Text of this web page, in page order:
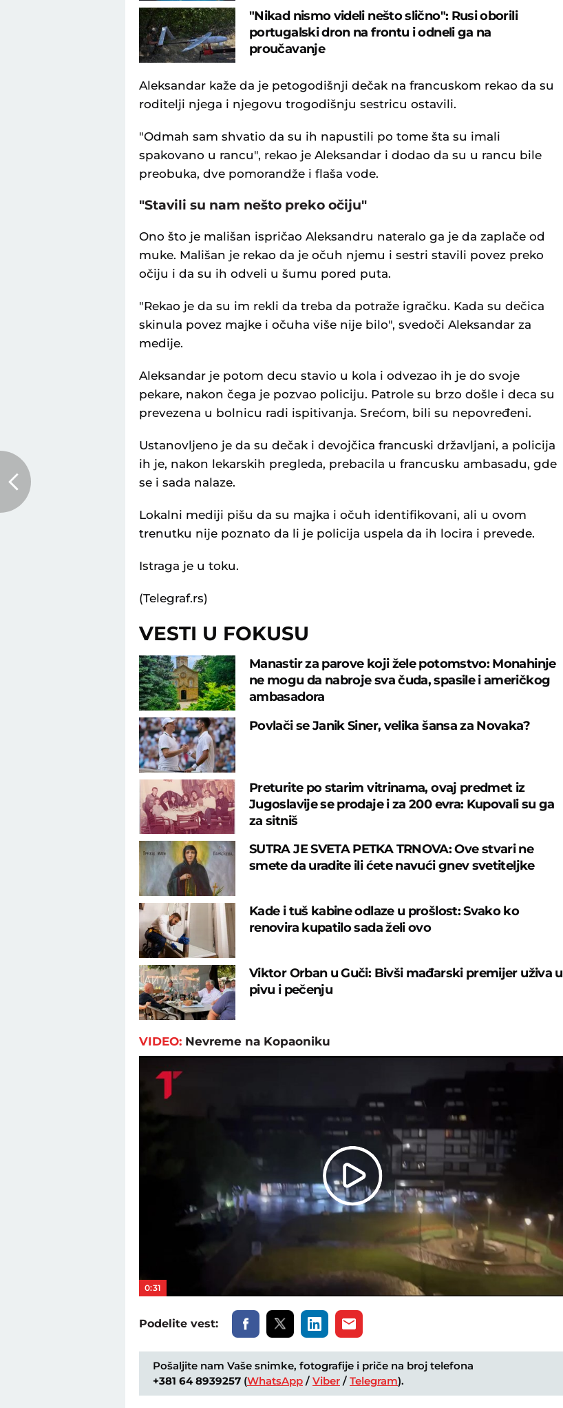
"Nikad nismo videli nešto slično": Rusi oborili
portugalski dron na frontu i odneli ga na
proučavanje
Aleksandar kaže da je petogodišnji dečak na francuskom rekao da su
roditelji njega i njegovu trogodišnju sestricu ostavili.
"Odmah sam shvatio da su ih napustili po tome šta su imali
spakovano u rancu", rekao je Aleksandar i dodao da su u rancu bile
preobuka, dve pomorandže i flaša vode.
"Stavili su nam nešto preko očiju"
Ono što je mališan ispričao Aleksandru nateralo ga je da zaplače od
muke. Mališan je rekao da je očuh njemu i sestri stavili povez preko
očiju i da su ih odveli u šumu pored puta.
"Rekao je da su im rekli da treba da potraže igračku. Kada su dečica
skinula povez majke i očuha više nije bilo", svedoči Aleksandar za
medije.
Aleksandar je potom decu stavio u kola i odvezao ih je do svoje
pekare, nakon čega je pozvao policiju. Patrole su brzo došle i deca su
prevezena u bolnicu radi ispitivanja. Srećom, bili su nepovređeni.
Ustanovljeno je da su dečak i devojčica francuski državljani, a policija
ih je, nakon lekarskih pregleda, prebacila u francusku ambasadu, gde
se i sada nalaze.
Lokalni mediji pišu da su majka i očuh identifikovani, ali u ovom
trenutku nije poznato da li je policija uspela da ih locira i prevede.
Istraga je u toku.
(Telegraf.rs)
VESTI U FOKUSU
Manastir za parove koji žele potomstvo: Monahinje
ne mogu da nabroje sva čuda, spasile i američkog
ambasadora
Povlači se Janik Siner, velika šansa za Novaka?
Preturite po starim vitrinama, ovaj predmet iz
Jugoslavije se prodaje i za 200 evra: Kupovali su ga
za sitniš
SUTRA JE SVETA PETKA TRNOVA: Ove stvari ne
smete da uradite ili ćete navući gnev svetiteljke
Kade i tuš kabine odlaze u prošlost: Svako ko
renovira kupatilo sada želi ovo
Viktor Orban u Guči: Bivši mađarski premijer uživa u
pivu i pečenju
VIDEO: Nevreme na Kopaoniku
Play
Video
0:31
Podelite vest:
Pošaljite nam Vaše snimke, fotografije i priče na broj telefona
+381 64 8939257 (WhatsApp / Viber / Telegram).